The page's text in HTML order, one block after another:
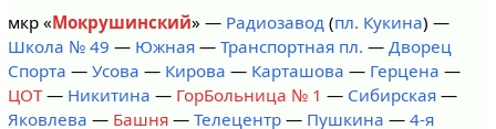
мкр «Мокрушинский» — Радиозавод (пл. Кукина) —
Школа № 49 — Южная— Транспортная пл. — Дворец
Спорта — Усова — Кирова — Карташова — Герцена —
ЦОТ— Никитина — ГорБольница № 1 — Сибирская—
Яковлева — Башня— Телецентр— Пушкина — 4-я